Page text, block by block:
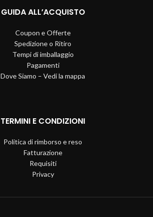
GUIDA ALL’ACQUISTO
Coupon e Offerte
Spedizione o Ritiro
Tempi di imballaggio
Pagamenti
Dove Siamo – Vedi la mappa
TERMINI E CONDIZIONI
Politica di rimborso e reso
Fatturazione
Requisiti
Privacy